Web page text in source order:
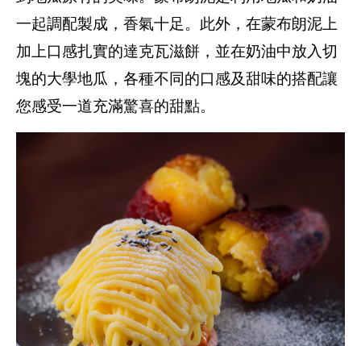
一起調配製成，香氣十足。此外，在蒙布朗泥上
加上口感扎實的達克瓦滋餅，並在奶油中放入切
塊的大學地瓜，各種不同的口感及甜味的搭配讓
您感受一道充滿驚喜的甜點。